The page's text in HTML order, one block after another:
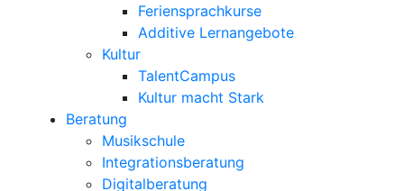
Feriensprachkurse
Additive Lernangebote
Kultur
TalentCampus
Kultur macht Stark
Beratung
Musikschule
Integrationsberatung
Digitalberatung